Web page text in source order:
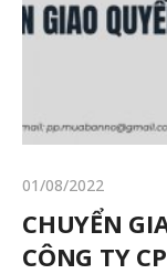
01/08/2022
CHUYỂN
CÔNG TY